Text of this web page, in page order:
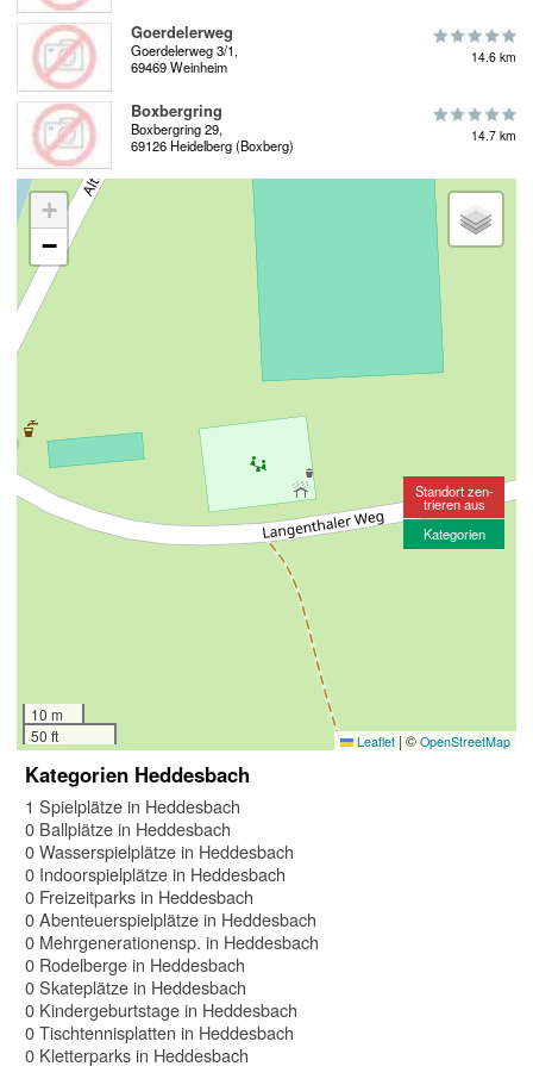
Goerdelerweg
Goerdelerweg 3/1,
69469 Weinheim
14.6 km
Boxbergring
Boxbergring 29,
69126 Heidelberg (Boxberg)
14.7 km
+
−
10 m
50 ft
Leaflet | © OpenStreetMap
Standort zen-
trieren aus
Kategorien
Kategorien Heddesbach
1 Spielplätze in Heddesbach
0 Ballplätze in Heddesbach
0 Wasserspielplätze in Heddesbach
0 Indoorspielplätze in Heddesbach
0 Freizeitparks in Heddesbach
0 Abenteuerspielplätze in Heddesbach
0 Mehrgenerationensp. in Heddesbach
0 Rodelberge in Heddesbach
0 Skateplätze in Heddesbach
0 Kindergeburtstage in Heddesbach
0 Tischtennisplatten in Heddesbach
0 Kletterparks in Heddesbach